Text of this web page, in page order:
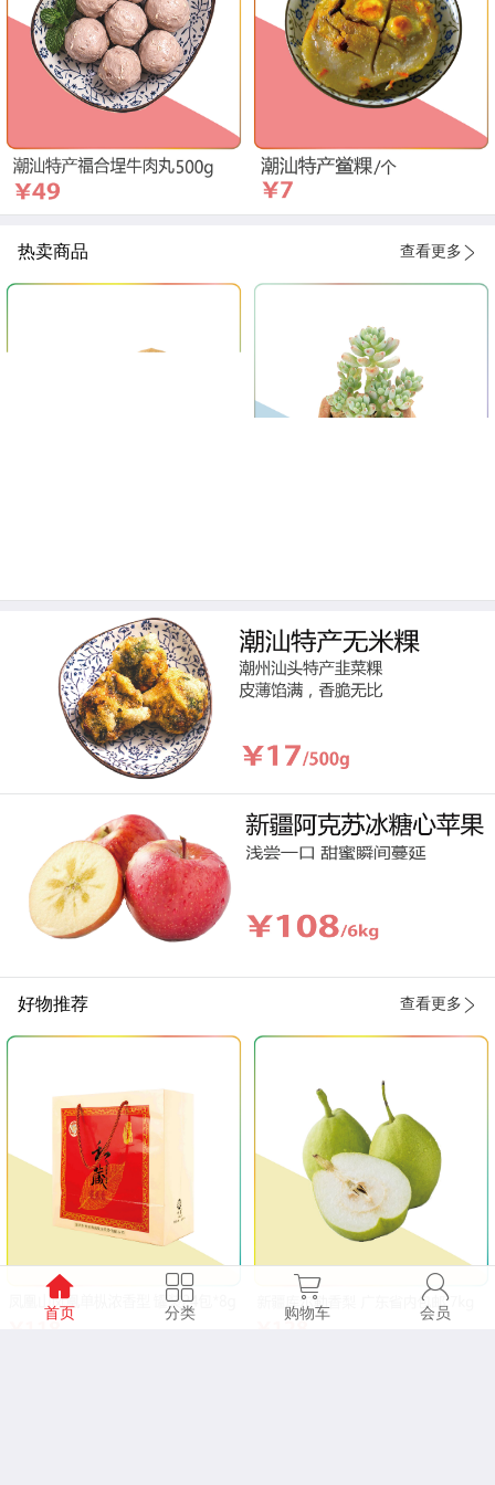
热卖商品 查看更多
好物推荐 查看更多
首页 分类 购物车 会员